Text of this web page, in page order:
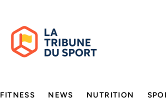
FITNESS NEWS NUTRITION